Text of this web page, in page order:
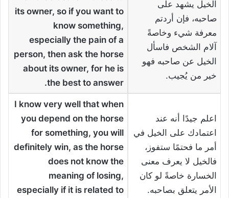
الخيل يشهد على
صاحبه، فإن أردتم
معرفة شيء وخاصةً
آلام الشخص فاسأل
الخيل عن صاحبه فهو
خير من يُجيب.
its owner, so if you want to
know something,
especially the pain of a
person, then ask the horse
about its owner, for he is
the best to answer
.
اعلم جيدًا أنه عند
اعتمادك على الخيل في
أمر ما فحتمًا ستفوز،
فالخيل لا يعرف معنى
الخسارة خاصةً لو كان
الأمر يتعلق بصاحبه.
I know very well that when
you depend on the horse
for something, you will
definitely win, as the horse
does not know the
meaning of losing,
especially if it is related to